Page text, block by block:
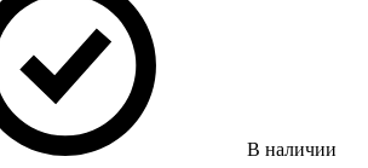
В наличии